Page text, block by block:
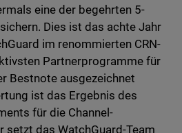
eine der begehrten 5-
Dies ist das achte Jahr
im renommierten CRN-
Partnerprogramme für
Bestnote ausgezeichnet
ist das Ergebnis des
für die Channel-
setzt das WatchGuard-Team